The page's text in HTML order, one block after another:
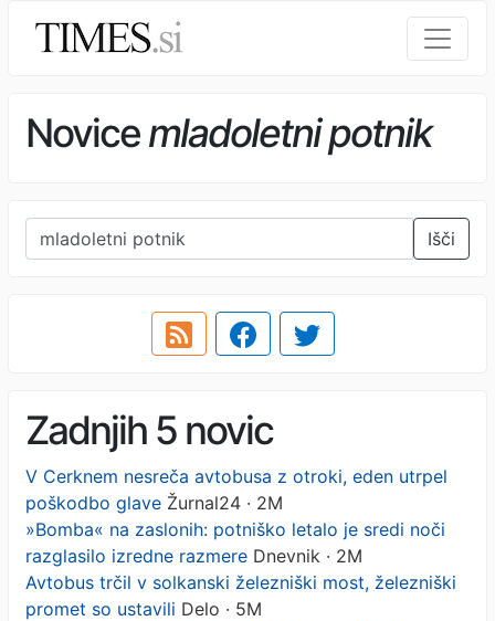
Novicemladoletni potnik
Išči
Zadnjih 5 novic
V Cerknem nesreča avtobusa z otroki, eden utrpel
poškodbo glave Žurnal24 · 2M
»Bomba« na zaslonih: potniško letalo je sredi noči
razglasilo izredne razmere Dnevnik · 2M
Avtobus trčil v solkanski železniški most, železniški
promet so ustavili Delo · 5M